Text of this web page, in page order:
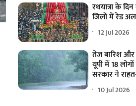
रथयात्रा के
जिलों में रेड
12 Jul 2026
तेज बारिश
यूपी में 18
सरकार ने
10 Jul 2026